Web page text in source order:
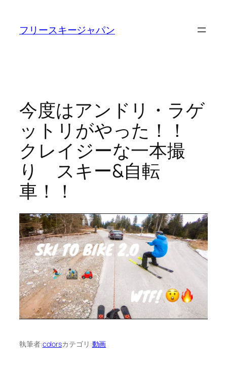
フリースキージャパン
今度はアンドリ・ラゲ
ットリがやった！！
クレイジーな一本撮
り スキー&自転
車！！
執筆者:colorsカテゴリ:動画